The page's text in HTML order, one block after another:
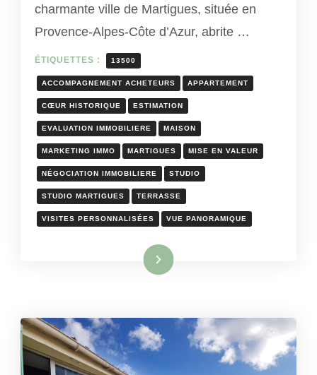
charmante ville de Martigues, située en
Provence-Alpes-Côte d’Azur, abrite …
ÉTIQUETTES : 13500
ACCOMPAGNEMENT ACHETEURS APPARTEMENT
CŒUR HISTORIQUE ESTIMATION
EVALUATION IMMOBILIERE MAISON
MARKETING IMMO MARTIGUES MISE EN VALEUR
NÉGOCIATION IMMOBILIERE STUDIO
STUDIO MARTIGUES TERRASSE
VISITES PERSONNALISÉES VUE PANORAMIQUE
Lire la suite